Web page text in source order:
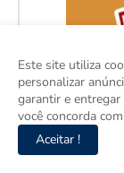
Este site utiliza
personalizar
garantir e entregar
você concorda
Aceitar !